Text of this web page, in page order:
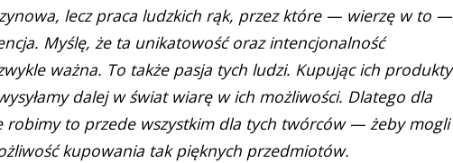
lecz praca ludzkich rąk, przez które — wierzę w to —
Myślę, że ta unikatowość oraz intencjonalność
ważna. To także pasja tych ludzi. Kupując ich produkty
dalej w świat wiarę w ich możliwości. Dlatego dla
robimy to przede wszystkim dla tych twórców — żeby mogli
kupowania tak pięknych przedmiotów.